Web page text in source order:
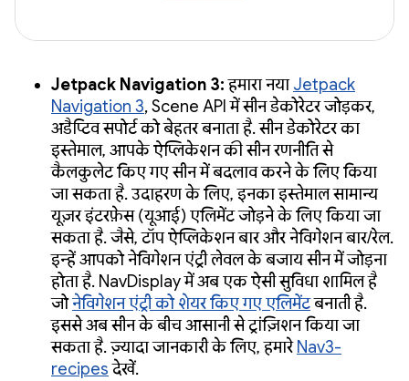
Jetpack Navigation 3:हमारा नयाJetpack
Navigation 3, Scene API में सीन डेकोरेटर जोड़कर,
अडैप्टिव सपोर्ट को बेहतर बनाता है. सीन डेकोरेटर का
इस्तेमाल, आपके ऐप्लिकेशन की सीन रणनीति से
कैलकुलेट किए गए सीन में बदलाव करने के लिए किया
जा सकता है. उदाहरण के लिए, इनका इस्तेमाल सामान्य
यूज़र इंटरफ़ेस (यूआई) एलिमेंट जोड़ने के लिए किया जा
सकता है. जैसे, टॉप ऐप्लिकेशन बार और नेविगेशन बार/रेल.
इन्हें आपको नेविगेशन एंट्री लेवल के बजाय सीन में जोड़ना
होता है. NavDisplay में अब एक ऐसी सुविधा शामिल है
जोनेविगेशन एंट्री को शेयर किए गए एलिमेंटबनाती है.
इससे अब सीन के बीच आसानी से ट्रांज़िशन किया जा
सकता है. ज़्यादा जानकारी के लिए, हमारे Nav3-
recipesदेखें.